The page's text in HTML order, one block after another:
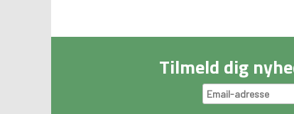
Tilmeld dig